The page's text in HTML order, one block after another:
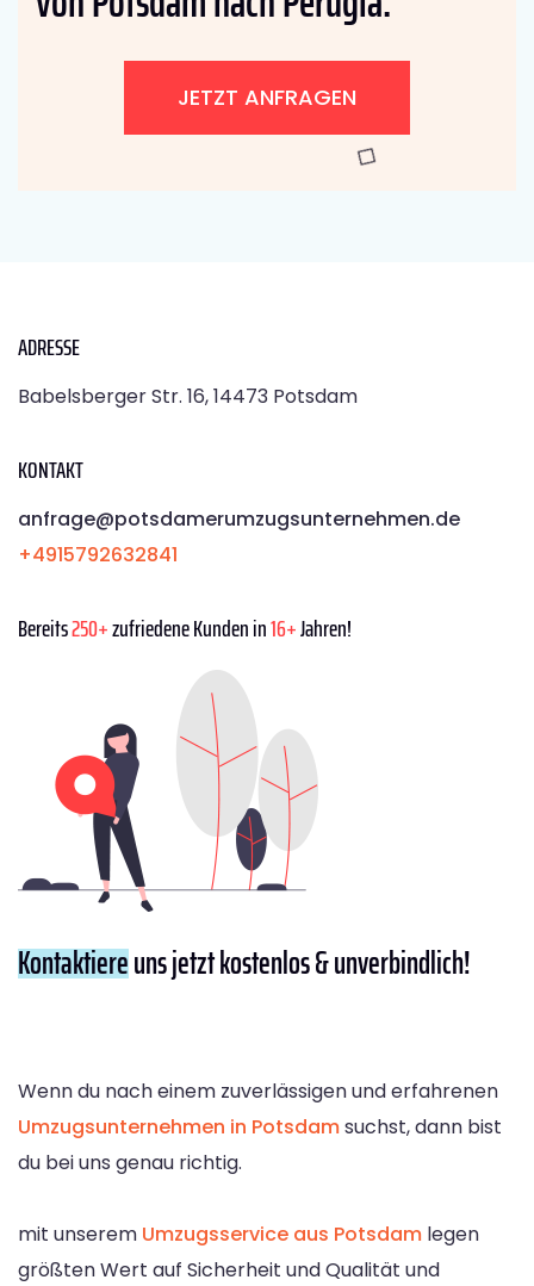
JETZT ANFRAGEN
ADRESSE
Babelsberger Str. 16, 14473 Potsdam
KONTAKT
anfrage@potsdamerumzugsunternehmen.de
+4915792632841
Bereits250+zufriedene Kunden in16+Jahren!
Kontaktiereuns jetzt kostenlos & unverbindlich!
Wenn du nach einem zuverlässigen und erfahrenen
Umzugsunternehmen in Potsdamsuchst, dann bist
du bei uns genau richtig.
mit unserem Umzugsservice aus Potsdam legen
größten Wert auf Sicherheit und Qualität und